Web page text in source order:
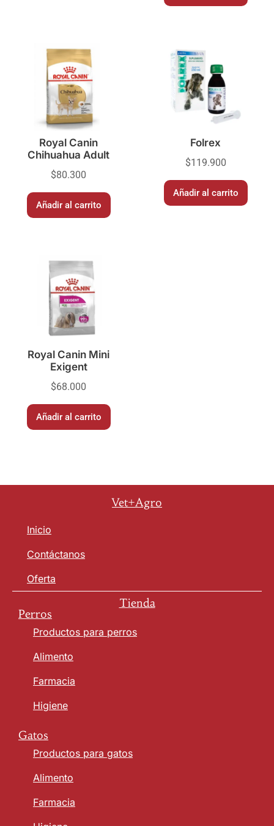
Royal Canin
Chihuahua Adult
$80.300
Añadir al carrito
Folrex
$119.900
Añadir al carrito
Royal Canin Mini
Exigent
$68.000
Añadir al carrito
Vet+Agro
Inicio
Contáctanos
Oferta
Tienda
Perros
Productos para perros
Alimento
Farmacia
Higiene
Gatos
Productos para gatos
Alimento
Farmacia